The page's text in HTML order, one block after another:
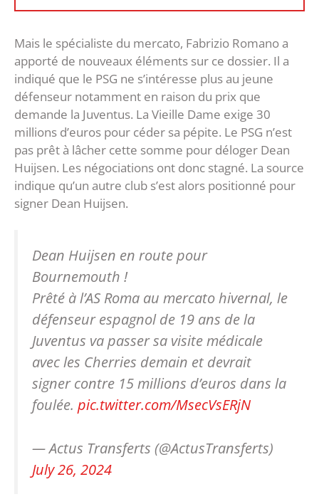
Mais le spécialiste du mercato, Fabrizio Romano a
apporté de nouveaux éléments sur ce dossier. Il a
indiqué que le PSG ne s’intéresse plus au jeune
défenseur notamment en raison du prix que
demande la Juventus. La Vieille Dame exige 30
millions d’euros pour céder sa pépite. Le PSG n’est
pas prêt à lâcher cette somme pour déloger Dean
Huijsen. Les négociations ont donc stagné. La source
indique qu’un autre club s’est alors positionné pour
signer Dean Huijsen.
Dean Huijsen en route pour
Bournemouth !
Prêté à l’AS Roma au mercato hivernal, le
défenseur espagnol de 19 ans de la
Juventus va passer sa visite médicale
avec les Cherries demain et devrait
signer contre 15 millions d’euros dans la
foulée. pic.twitter.com/MsecVsERjN
— Actus Transferts (@ActusTransferts)
July 26, 2024